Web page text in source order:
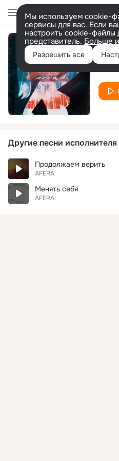
Мы используем cookie-
сервисы для вас. Если
настроить cookie-
представитель. Больше
Разрешить все
Другие песни исполнителя
Продолжаем верить
AFERA
Менять себя
AFERA